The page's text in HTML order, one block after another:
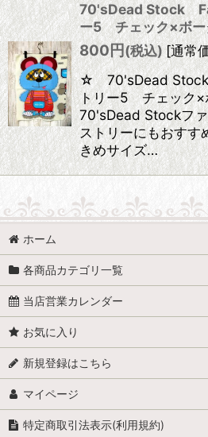
70'sDead Stock
ー5 チェック×ボー
800円(税込)[通常
☆ 70'sDead
トリー5 チェック
70'sDead Stockフ
ストリーにもおすす
きめサイズ…
ホーム
各商品カテゴリ一覧
当店営業カレンダー
お気に入り
新規登録はこちら
マイページ
特定商取引法表示(利用規約)